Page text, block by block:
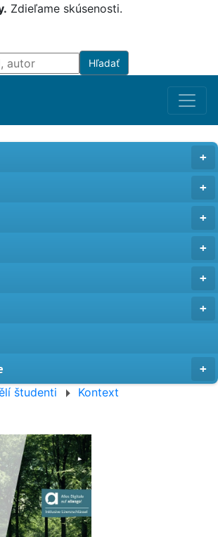
Zdieľame skúsenosti.
študenti Kontext